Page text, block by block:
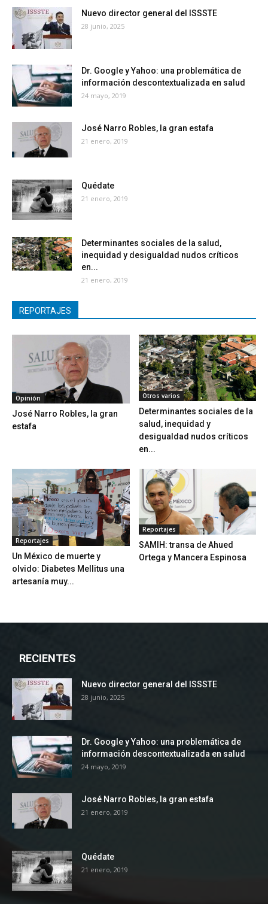
Nuevo director general del ISSSTE
28 junio, 2025
Dr. Google y Yahoo: una problemática de
información descontextualizada en salud
24 mayo, 2019
José Narro Robles, la gran estafa
21 enero, 2019
Quédate
21 enero, 2019
Determinantes sociales de la salud,
inequidad y desigualdad nudos críticos
en...
21 enero, 2019
REPORTAJES
Opinión
José Narro Robles, la gran
estafa
Otros varios
Determinantes sociales de la
salud, inequidad y
desigualdad nudos críticos
en...
Reportajes
Un México de muerte y
olvido: Diabetes Mellitus una
artesanía muy...
Reportajes
SAMIH: transa de Ahued
Ortega y Mancera Espinosa
RECIENTES
Nuevo director general del ISSSTE
28 junio, 2025
Dr. Google y Yahoo: una problemática de
información descontextualizada en salud
24 mayo, 2019
José Narro Robles, la gran estafa
21 enero, 2019
Quédate
21 enero, 2019